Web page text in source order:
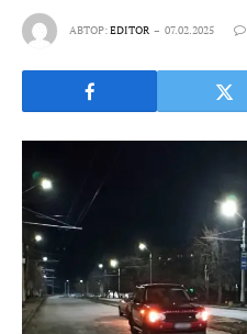
АВТОР:EDITOR 07.02.2025